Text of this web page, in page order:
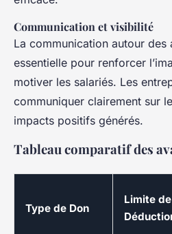
Communication et visibilité
La communication autour des
essentielle pour renforcer
motiver les salariés. Les
communiquer clairement sur
impacts positifs générés.
Tableau comparatif des
Type de Don
Limite de